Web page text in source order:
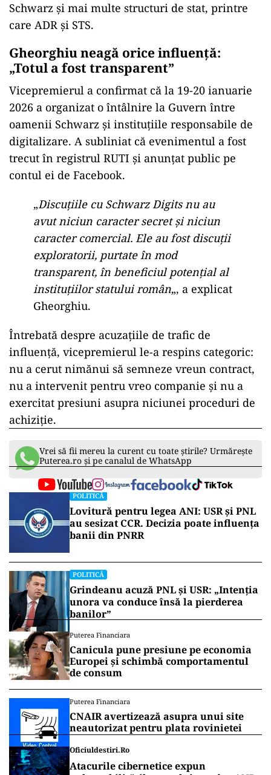
Schwarz și mai multe structuri de stat, printre
care ADR și STS.
Gheorghiu neagă orice influență:
„Totul a fost transparent”
Vicepremierul a confirmat că la 19-20 ianuarie
2026 a organizat o întâlnire la Guvern între
oamenii Schwarz și instituțiile responsabile de
digitalizare. A subliniat că evenimentul a fost
trecut în registrul RUTI și anunțat public pe
contul ei de Facebook.
„Discuțiile cu Schwarz Digits nu au
avut niciun caracter secret și niciun
caracter comercial. Ele au fost discuții
exploratorii, purtate în mod
transparent, în beneficiul potențial al
instituțiilor statului român„, a explicat
Gheorghiu.
Întrebată despre acuzațiile de trafic de
influență, vicepremierul le-a respins categoric:
nu a cerut nimănui să semneze vreun contract,
nu a intervenit pentru vreo companie și nu a
exercitat presiuni asupra niciunei proceduri de
achiziție.
Vrei să fii mereu la curent cu toate știrile? Urmărește
Puterea.ro și pe canalul de WhatsApp
POLITICĂ
Lovitură pentru legea ANI: USR și PNL
au sesizat CCR. Decizia poate influența
banii din PNRR
POLITICĂ
Grindeanu acuză PNL și USR: „Intenția
unora va conduce însă la pierderea
banilor”
Puterea Financiara
Canicula pune presiune pe economia
Europei și schimbă comportamentul
de consum
Puterea Financiara
CNAIR avertizează asupra unui site
neautorizat pentru plata rovinietei
Oficiuldestiri.ro
Atacurile cibernetice expun